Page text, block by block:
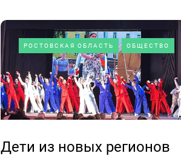
РОСТОВСКАЯ ОБЛАСТЬ ОБЩЕСТВО
Дети из новых регионов